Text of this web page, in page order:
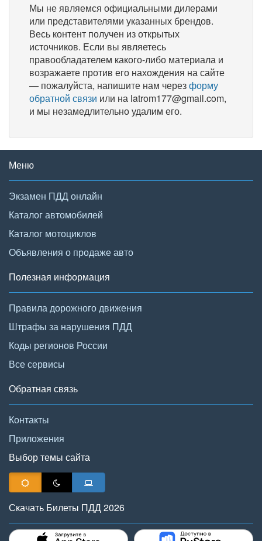
Мы не являемся официальными дилерами
или представителями указанных брендов.
Весь контент получен из открытых
источников. Если вы являетесь
правообладателем какого-либо материала и
возражаете против его нахождения на сайте
— пожалуйста, напишите нам черезформу
обратной связи или на latrom177@gmail.com,
и мы незамедлительно удалим его.
Меню
Экзамен ПДД онлайн
Каталог автомобилей
Каталог мотоциклов
Объявления о продаже авто
Полезная информация
Правила дорожного движения
Штрафы за нарушения ПДД
Коды регионов России
Все сервисы
Обратная связь
Контакты
Приложения
Выбор темы сайта
Скачать Билеты ПДД 2026